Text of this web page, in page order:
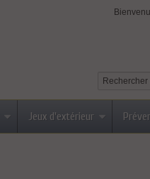
Jeux d'extérieur